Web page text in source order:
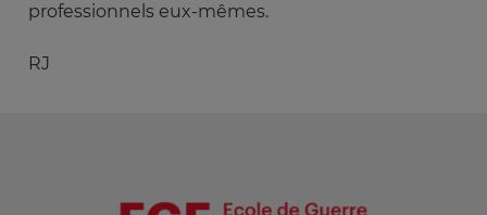
professionnels eux-mêmes.
RJ